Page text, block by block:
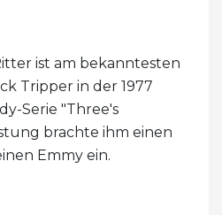
ist am bekanntesten
Tripper in der 1977
Serie "Three's
brachte ihm einen
Emmy ein.